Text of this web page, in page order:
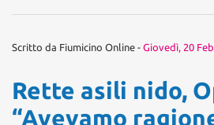
Scritto da Fiumicino Online - Giovedì, 20
Rette asili nido,
“Avevamo